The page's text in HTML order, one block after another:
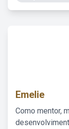
Emelie
Como mentor,